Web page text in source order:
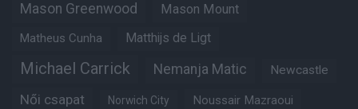
Mason Greenwood Mason Mount
Matheus Cunha Matthijs de Ligt
Michael Carrick Nemanja Matic Newcastle
Női csapat Norwich City Noussair Mazraoui